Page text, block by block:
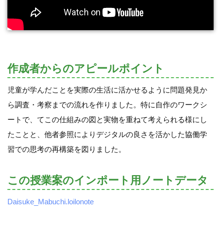
作成者からのアピールポイント
児童が学んだことを実際の生活に活かせるように問題発見か
ら調査・考察までの流れを作りました。特に自作のワークシ
ートで、てこの仕組みの図と実物を重ねて考えられる様にし
たことと、他者参照によりデジタルの良さを活かした協働学
習での思考の再構築を図りました。
この授業案のインポート用ノートデータ
Daisuke_Mabuchi.loilonote